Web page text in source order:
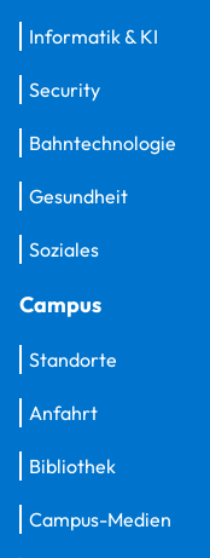
Informatik & KI
Security
Bahntechnologie
Gesundheit
Soziales
Campus
Standorte
Anfahrt
Bibliothek
Campus-Medien